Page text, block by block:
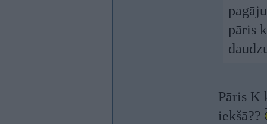
pāris
Pāris K
iekšā??